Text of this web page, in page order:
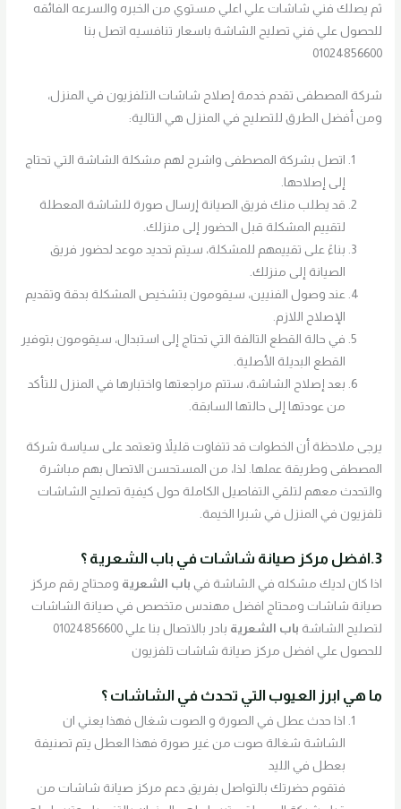
ثم يصلك فني شاشات علي اعلي مستوي من الخبره والسرعه الفائقه
للحصول علي فني تصليح الشاشة باسعار تنافسيه اتصل بنا
01024856600
شركة المصطفى تقدم خدمة إصلاح شاشات التلفزيون في المنزل،
ومن أفضل الطرق للتصليح في المنزل هي التالية:
اتصل بشركة المصطفى واشرح لهم مشكلة الشاشة التي تحتاج
إلى إصلاحها.
قد يطلب منك فريق الصيانة إرسال صورة للشاشة المعطلة
لتقييم المشكلة قبل الحضور إلى منزلك.
بناءً على تقييمهم للمشكلة، سيتم تحديد موعد لحضور فريق
الصيانة إلى منزلك.
عند وصول الفنيين، سيقومون بتشخيص المشكلة بدقة وتقديم
الإصلاح اللازم.
في حالة القطع التالفة التي تحتاج إلى استبدال، سيقومون بتوفير
القطع البديلة الأصلية.
بعد إصلاح الشاشة، ستتم مراجعتها واختبارها في المنزل للتأكد
من عودتها إلى حالتها السابقة.
يرجى ملاحظة أن الخطوات قد تتفاوت قليلاً وتعتمد على سياسة شركة
المصطفى وطريقة عملها. لذا، من المستحسن الاتصال بهم مباشرة
والتحدث معهم لتلقي التفاصيل الكاملة حول كيفية تصليح الشاشات
تلفزيون في المنزل في شبرا الخيمة.
3.افضل مركز صيانة شاشات في باب الشعرية ؟
اذا كان لديك مشكله في الشاشة في باب الشعرية ومحتاج رقم مركز
صيانة شاشات ومحتاج افضل مهندس متخصص في صيانة الشاشات
لتصليح الشاشة باب الشعرية
بادر بالاتصال بنا علي 01024856600
للحصول علي افضل مركز صيانة شاشات تلفزيون
ما هي ابرز العيوب التي تحدث في الشاشات ؟
اذا حدث عطل في الصورة و الصوت شغال فهذا يعني ان
الشاشة شغالة صوت من غير صورة فهذا العطل يتم تصنيفة
بعطل في الليد
فتقوم حضرتك بالتواصل بفريق دعم مركز صيانة شاشات من